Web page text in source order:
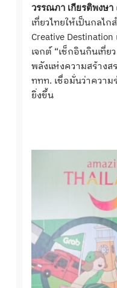
วรรณภา เกียรติพงษา
เที่ยวไทยให้เป็นกลไ
Creative
เจกต์ “เช็กอินกินเที่
พลังแห่งความสร้าง
ททท. เชื่อมั่นว่าความ
ยิ่งขึ้น